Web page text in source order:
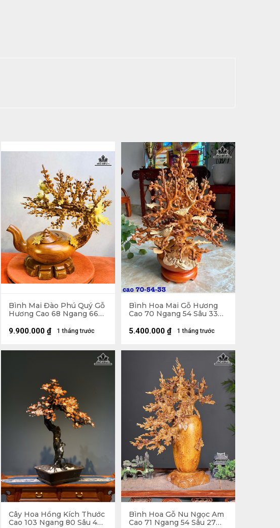
Bình Mai Đào Phú Quý Gỗ
Hương Cao 68 Ngang 66
1 tháng trước
9.900.000 ₫
Bình Hoa Mai Gỗ Hương
Cao 70 Ngang 54 Sâu 33
1 tháng trước
5.400.000 ₫
Cây Hoa Hồng Kích Thước
Cao 103 Ngang 80 Sâu 40
Bình Hoa Gỗ Nu Ngọc Am
Cao 71 Ngang 54 Sâu 27